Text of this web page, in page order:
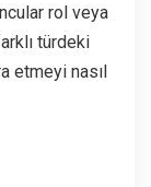
rol veya
türdeki
etmeyi nasıl